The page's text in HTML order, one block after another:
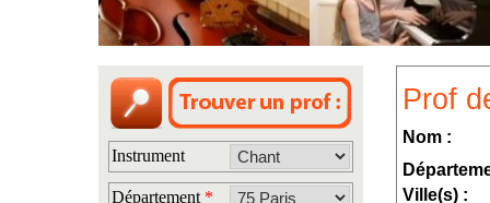
Instrument
Département *
Prof
Nom :
Ville(s) :